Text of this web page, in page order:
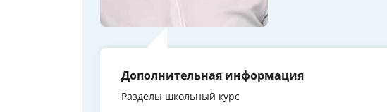
Дополнительная информация
Разделы школьный курс